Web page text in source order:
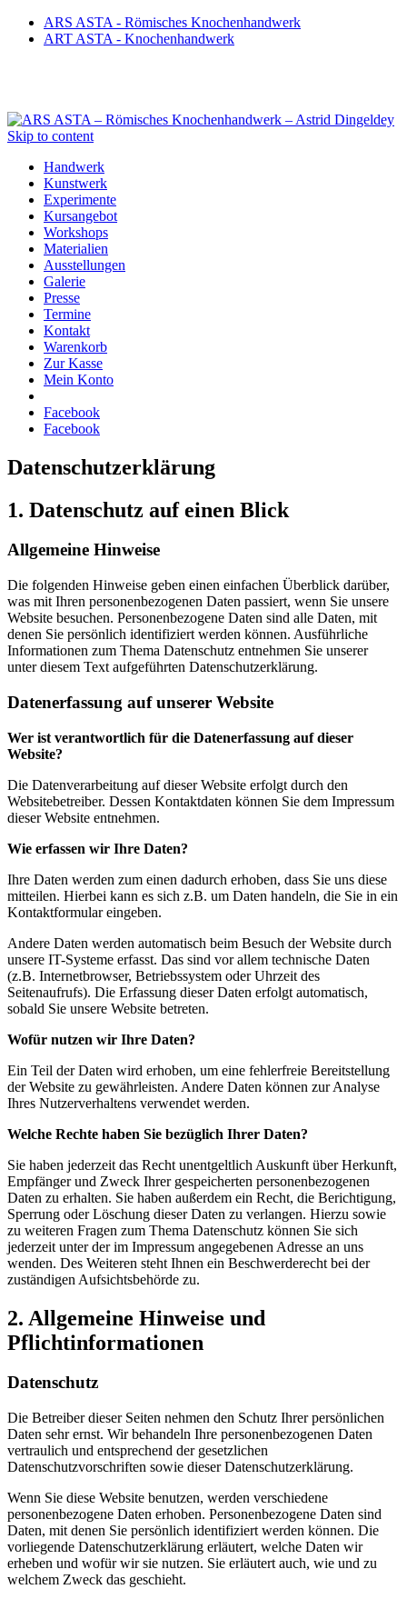
ARS ASTA - Römisches Knochenhandwerk
ART ASTA - Knochenhandwerk
Skip to content
Handwerk
Kunstwerk
Experimente
Kursangebot
Workshops
Materialien
Ausstellungen
Galerie
Presse
Termine
Kontakt
Warenkorb
Zur Kasse
Mein Konto
Facebook
Facebook
Datenschutzerklärung
1. Datenschutz auf einen Blick
Allgemeine Hinweise
Die folgenden Hinweise geben einen einfachen Überblick darüber,
was mit Ihren personenbezogenen Daten passiert, wenn Sie unsere
Website besuchen. Personenbezogene Daten sind alle Daten, mit
denen Sie persönlich identifiziert werden können. Ausführliche
Informationen zum Thema Datenschutz entnehmen Sie unserer
unter diesem Text aufgeführten Datenschutzerklärung.
Datenerfassung auf unserer Website
Wer ist verantwortlich für die Datenerfassung auf dieser
Website?
Die Datenverarbeitung auf dieser Website erfolgt durch den
Websitebetreiber. Dessen Kontaktdaten können Sie dem Impressum
dieser Website entnehmen.
Wie erfassen wir Ihre Daten?
Ihre Daten werden zum einen dadurch erhoben, dass Sie uns diese
mitteilen. Hierbei kann es sich z.B. um Daten handeln, die Sie in ein
Kontaktformular eingeben.
Andere Daten werden automatisch beim Besuch der Website durch
unsere IT-Systeme erfasst. Das sind vor allem technische Daten
(z.B. Internetbrowser, Betriebssystem oder Uhrzeit des
Seitenaufrufs). Die Erfassung dieser Daten erfolgt automatisch,
sobald Sie unsere Website betreten.
Wofür nutzen wir Ihre Daten?
Ein Teil der Daten wird erhoben, um eine fehlerfreie Bereitstellung
der Website zu gewährleisten. Andere Daten können zur Analyse
Ihres Nutzerverhaltens verwendet werden.
Welche Rechte haben Sie bezüglich Ihrer Daten?
Sie haben jederzeit das Recht unentgeltlich Auskunft über Herkunft,
Empfänger und Zweck Ihrer gespeicherten personenbezogenen
Daten zu erhalten. Sie haben außerdem ein Recht, die Berichtigung,
Sperrung oder Löschung dieser Daten zu verlangen. Hierzu sowie
zu weiteren Fragen zum Thema Datenschutz können Sie sich
jederzeit unter der im Impressum angegebenen Adresse an uns
wenden. Des Weiteren steht Ihnen ein Beschwerderecht bei der
zuständigen Aufsichtsbehörde zu.
2. Allgemeine Hinweise und
Pflichtinformationen
Datenschutz
Die Betreiber dieser Seiten nehmen den Schutz Ihrer persönlichen
Daten sehr ernst. Wir behandeln Ihre personenbezogenen Daten
vertraulich und entsprechend der gesetzlichen
Datenschutzvorschriften sowie dieser Datenschutzerklärung.
Wenn Sie diese Website benutzen, werden verschiedene
personenbezogene Daten erhoben. Personenbezogene Daten sind
Daten, mit denen Sie persönlich identifiziert werden können. Die
vorliegende Datenschutzerklärung erläutert, welche Daten wir
erheben und wofür wir sie nutzen. Sie erläutert auch, wie und zu
welchem Zweck das geschieht.